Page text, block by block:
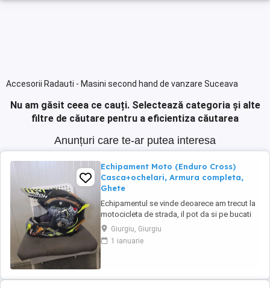
Accesorii Radauti - Masini second hand de vanzare Suceava
Nu am găsit ceea ce cauți. Selectează categoria și alte
filtre de căutare pentru a eficientiza căutarea
Anunțuri care te-ar putea interesa
Echipament Moto (Enduro Cross)
Casca+ochelari, Armura completa,
Ghete
Echipamentul se vinde deoarece am trecut la
motocicleta de strada, il pot da si pe bucati
Casca AIROH mărime L + ochelari FUZION
Armura completa FOX mărime XL ( se poate
mări micșora dupa preferințe) Mănuși FOX
Giurgiu, Giurgiu
1 ianuarie